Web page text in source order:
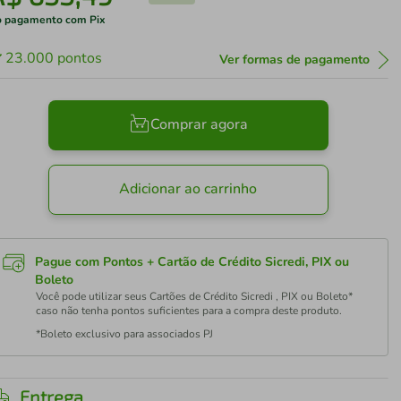
pagamento com Pix
23.000 pontos Ver formas de pagamento
Comprar agora
Adicionar ao carrinho
Pague com Pontos + Cartão de Crédito Sicredi, PIX ou
Boleto
Você pode utilizar seus Cartões de Crédito Sicredi , PIX ou Boleto*
caso não tenha pontos suficientes para a compra deste produto.
*Boleto exclusivo para associados PJ
Entrega